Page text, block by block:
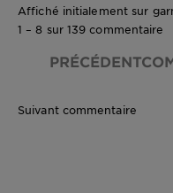
Affiché initialement sur
1 – 8 sur 139 commentaire
Suivant commentaire